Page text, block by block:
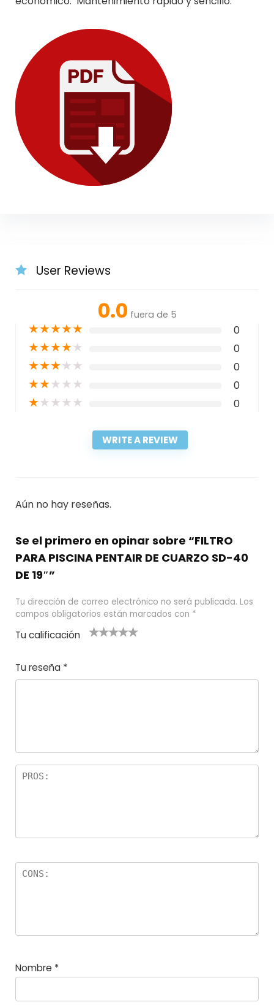
User Reviews
0.0 fuera de 5
★★★★★ 0
★★★★★ 0
★★★★★ 0
★★★★★ 0
★★★★★ 0
WRITE A REVIEW
Aún no hay reseñas.
Se el primero en opinar sobre “FILTRO
PARA PISCINA PENTAIR DE CUARZO SD-40
DE 19″”
Tu dirección de correo electrónico no será publicada. Los
campos obligatorios están marcados con *
Tu calificación
e
el
5
las
s
Tu reseña *
Nombre *